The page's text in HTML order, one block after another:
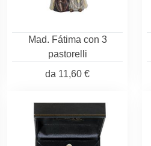
Mad. Fátima con 3
pastorelli
da 11,60 €